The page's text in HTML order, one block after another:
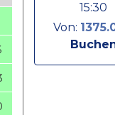
15:30
Von: